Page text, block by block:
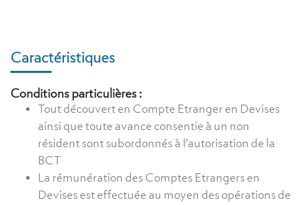
Caractéristiques
Conditions particulières :
Tout découvert en Compte Etranger en Devises
ainsi que toute avance consentie à un non
résident sont subordonnés à l’autorisation de la
BCT
La rémunération des Comptes Etrangers en
Devises est effectuée au moyen des opérations de